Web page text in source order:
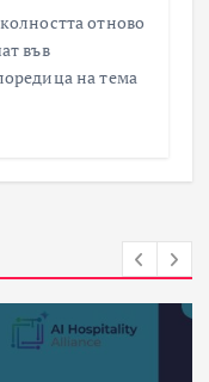
отново
във
на тема